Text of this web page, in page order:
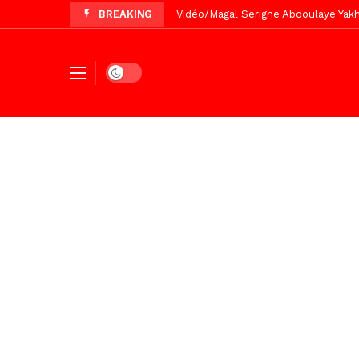
BREAKING Vidéo/Magal Serigne Abdoulaye
Vidéo/ Gamou de Keur Mame El
Dark mode